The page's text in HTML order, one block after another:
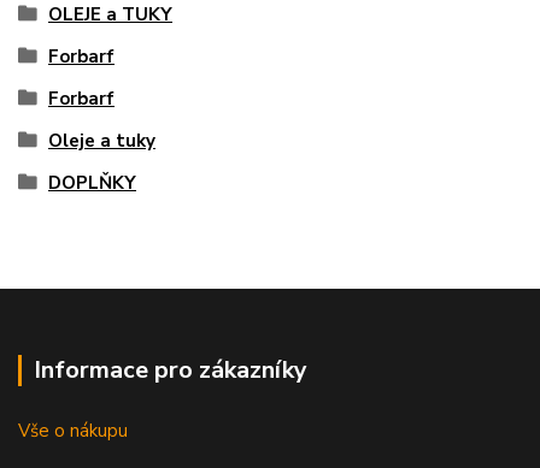
OLEJE a TUKY
Forbarf
Forbarf
Oleje a tuky
DOPLŇKY
Informace pro zákazníky
Vše o nákupu